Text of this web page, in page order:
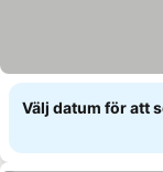
Välj datum för att